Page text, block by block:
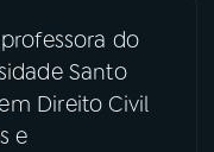
do
Santo
Direito Civil
e